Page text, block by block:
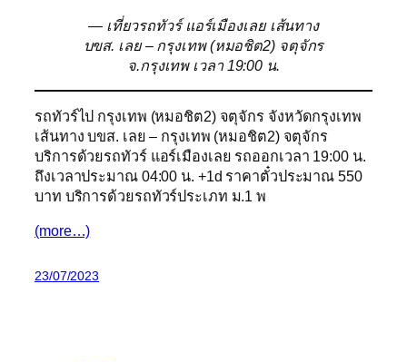
— เที่ยวรถทัวร์ แอร์เมืองเลย เส้นทาง
บขส. เลย – กรุงเทพ (หมอชิต2) จตุจักร
จ.กรุงเทพ เวลา 19:00 น.
รถทัวร์ไป กรุงเทพ (หมอชิต2) จตุจักร จังหวัดกรุงเทพ
เส้นทาง บขส. เลย – กรุงเทพ (หมอชิต2) จตุจักร
บริการด้วยรถทัวร์ แอร์เมืองเลย รถออกเวลา 19:00 น.
ถึงเวลาประมาณ 04:00 น. +1d ราคาตั๋วประมาณ 550
บาท บริการด้วยรถทัวร์ประเภท ม.1 พ
(more…)
23/07/2023